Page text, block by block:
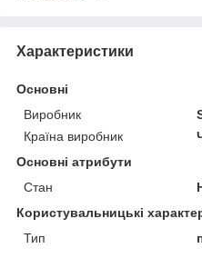
Характеристики
Основні
Виробник
Країна виробник
Основні атрибути
Стан
Користувальницькі
Тип